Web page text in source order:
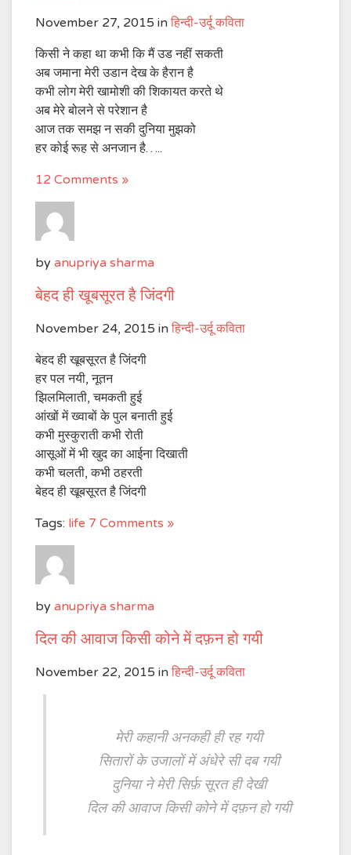
November 27, 2015 in हिन्दी-उर्दू कविता
किसी ने कहा था कभी कि मैं उड नहीं सकती
अब जमाना मेरी उडान देख के हैरान है
कभी लोग मेरी खामोशी की शिकायत करते थे
अब मेरे बोलने से परेशान है
आज तक समझ न सकी दुनिया मुझको
हर कोई रूह से अनजान है…..
12 Comments »
by anupriya sharma
बेहद ही खूबसूरत है जिंदगी
November 24, 2015 in हिन्दी-उर्दू कविता
बेहद ही खूबसूरत है जिंदगी
हर पल नयी, नूतन
झिलमिलाती, चमकती हुई
आंखों में ख्वाबों के पुल बनाती हुई
कभी मुस्कुराती कभी रोती
आसूओं में भी खुद का आईना दिखाती
कभी चलती, कभी ठहरती
बेहद ही खूबसूरत है जिंदगी
Tags: life 7 Comments »
by anupriya sharma
दिल की आवाज किसी कोने में दफ़न हो गयी
November 22, 2015 in हिन्दी-उर्दू कविता
मेरी कहानी अनकही ही रह गयी
सितारों के उजालों में अंधेरे सी दब गयी
दुनिया ने मेरी सिर्फ़ सूरत ही देखी
दिल की आवाज किसी कोने में दफ़न हो गयी